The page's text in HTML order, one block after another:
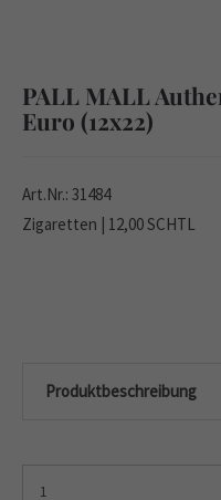
PALL MALL
Euro (12x22)
Art.Nr.: 31484
Zigaretten | 12,00 SCHTL
Produktbeschreibung